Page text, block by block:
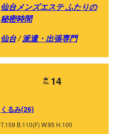
仙台メンズエステ ふたりの
秘密時間
仙台/派遣・出張専門
14
くるみ(26)
T.159 B.110(F) W.95 H.100